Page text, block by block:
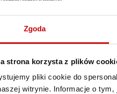
Zgoda
strona korzysta z plików
pliki cookie do
witrynie. Informacje o